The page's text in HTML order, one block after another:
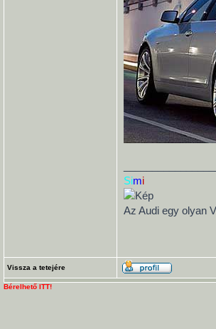
Simi
Az Audi egy olyan
Vissza a tetejére
Bérelhető ITT!